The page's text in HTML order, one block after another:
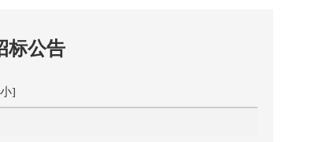
标公告
小]